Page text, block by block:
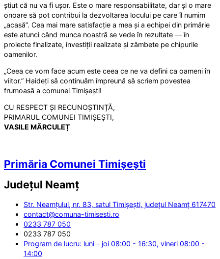
știut că nu va fi ușor. Este o mare responsabilitate, dar și o mare
onoare să pot contribui la dezvoltarea locului pe care îl numim
„acasă”. Cea mai mare satisfacție a mea și a echipei din primărie
este atunci când munca noastră se vede în rezultate — în
proiecte finalizate, investiții realizate și zâmbete pe chipurile
oamenilor.
„Ceea ce vom face acum este ceea ce ne va defini ca oameni în
viitor.” Haideți să continuăm împreună să scriem povestea
frumoasă a comunei Timișești!
CU RESPECT ȘI RECUNOȘTINȚĂ,
PRIMARUL COMUNEI TIMIȘEȘTI,
VASILE MĂRCULEȚ
Primăria Comunei Timișești
Județul Neamț
Str. Neamțului, nr. 83, satul Timișești, județul Neamț 617470
contact@comuna-timisesti.ro
0233 787 050
0233 787 050
Program de lucru: luni - joi 08:00 - 16:30, vineri 08:00 -
14:00